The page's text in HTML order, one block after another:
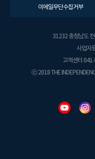
이메일무단수집거부
31232 충청남도
사업자
고객센터
ⓒ 2018 THE